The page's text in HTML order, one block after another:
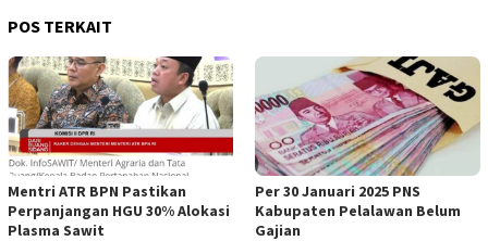
POS TERKAIT
Mentri ATR BPN Pastikan
Perpanjangan HGU 30% Alokasi
Plasma Sawit
Per 30 Januari 2025 PNS
Kabupaten Pelalawan Belum
Gajian